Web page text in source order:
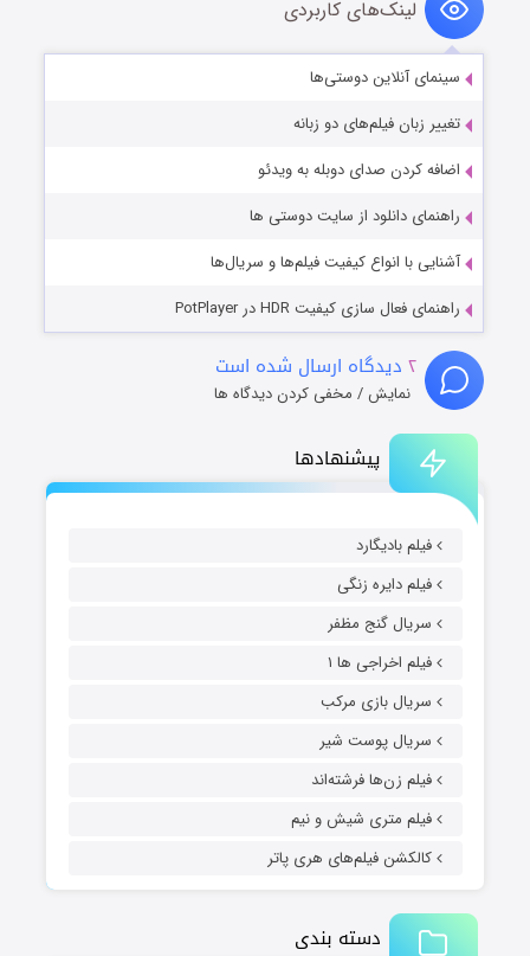
پیشنهادها
فیلم بادیگارد
فیلم دایره زنگی
سریال گنج مظفر
فیلم اخراجی ها ۱
سریال بازی مرکب
سریال پوست شیر
فیلم زن‌ها فرشته‌اند
فیلم متری شیش و نیم
کالکشن فیلم‌های هری پاتر
دسته بندی
لینک‌های کاربردی
سینمای آنلاین دوستی‌ها
تغییر زبان فیلم‌های دو زبانه
اضافه کردن صدای دوبله به ویدئو
راهنمای دانلود از سایت دوستی ها
آشنایی با انواع کیفیت فیلم‌ها و سریال‌ها
راهنمای فعال سازی کیفیت HDR در PotPlayer
۲ دیدگاه ارسال شده است
نمایش / مخفی کردن دیدگاه ها